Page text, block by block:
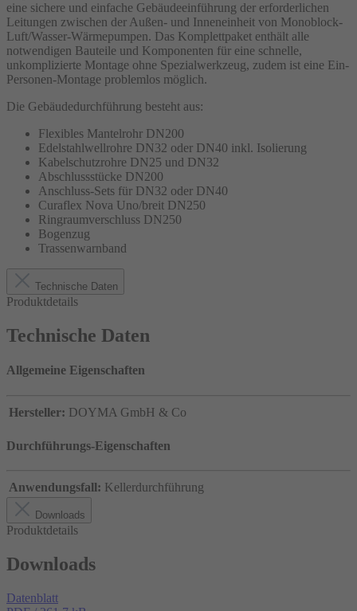
eine sichere und einfache Gebäudeeinführung der erforderlichen
Leitungen zwischen der Außen- und Inneneinheit von Monoblock-
Luft/Wasser-Wärmepumpen. Das Komplettpaket enthält alle
notwendigen Bauteile und Komponenten für eine schnelle,
unkomplizierte Montage ohne Spezialwerkzeug, zudem ist eine Ein-
Personen-Montage problemlos möglich.
Die Gebäudedurchführung besteht aus:
Flexibles Mantelrohr DN200
Edelstahlwellrohre DN32 oder DN40 inkl. Isolierung
Kabelschutzrohre DN25 und DN32
Abschlussstücke DN200
Anschluss-Sets für DN32 oder DN40
Curaflex Nova Uno/breit DN250
Ringraumverschluss DN250
Bogenzug
Trassenwarnband
Technische Daten
Produktdetails
Technische Daten
Allgemeine Eigenschaften
Hersteller: DOYMA GmbH & Co
Durchführungs-Eigenschaften
Anwendungsfall: Kellerdurchführung
Downloads
Produktdetails
Downloads
Datenblatt